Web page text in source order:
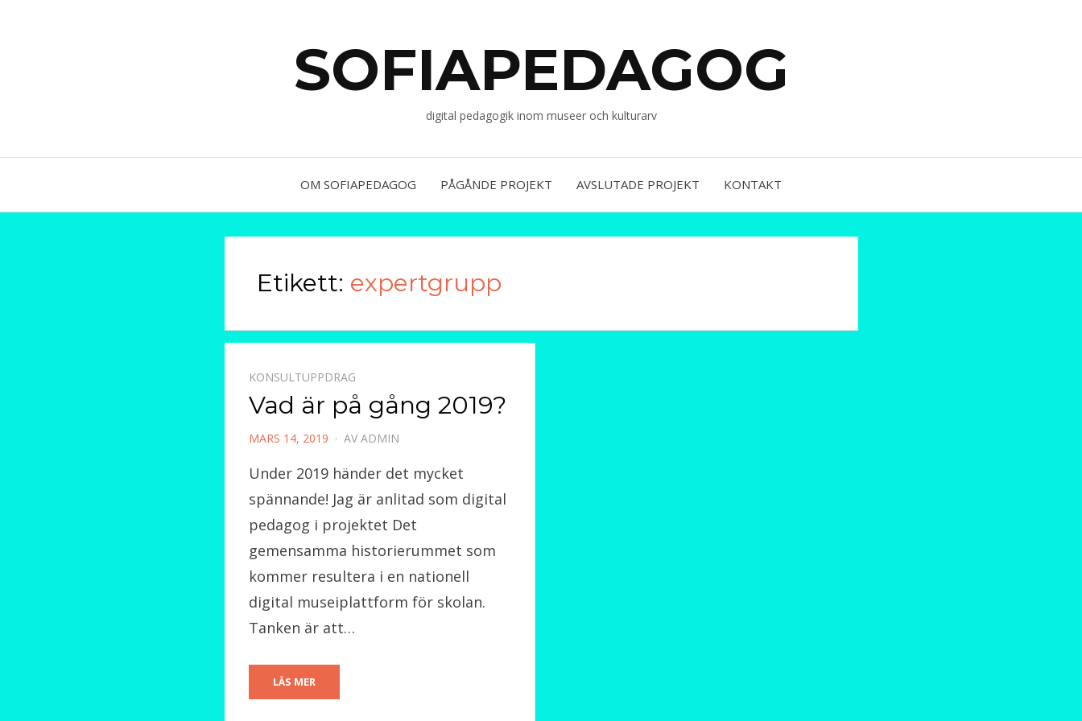
SOFIAPEDAGOG
digital pedagogik inom museer och kulturarv
OM SOFIAPEDAGOG PÅGÅNDE PROJEKT AVSLUTADE PROJEKT KONTAKT
Etikett: expertgrupp
KONSULTUPPDRAG
Vad är på gång 2019?
PUBLICERAD
MARS 14, 2019 AV ADMIN
Under 2019 händer det mycket
spännande! Jag är anlitad som digital
pedagog i projektet Det
gemensamma historierummet som
kommer resultera i en nationell
digital museiplattform för skolan.
Tanken är att…
LÄS MER